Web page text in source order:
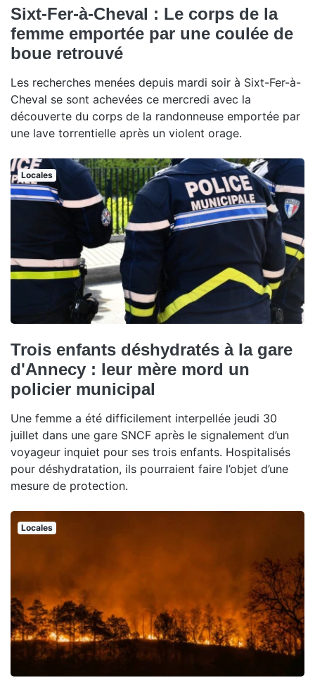
Sixt-Fer-à-Cheval : Le corps de la
femme emportée par une coulée de
boue retrouvé
Les recherches menées depuis mardi soir à Sixt-Fer-à-
Cheval se sont achevées ce mercredi avec la
découverte du corps de la randonneuse emportée par
une lave torrentielle après un violent orage.
Locales
Trois enfants déshydratés à la gare
d'Annecy : leur mère mord un
policier municipal
Une femme a été difficilement interpellée jeudi 30
juillet dans une gare SNCF après le signalement d’un
voyageur inquiet pour ses trois enfants. Hospitalisés
pour déshydratation, ils pourraient faire l’objet d’une
mesure de protection.
Locales